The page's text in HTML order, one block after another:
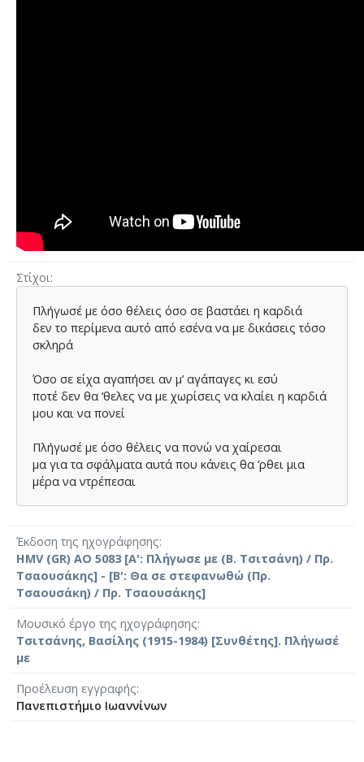
Στίχοι
Πλήγωσέ µε όσο θέλεις όσο σε βαστάει η καρδιά
δεν το περίµενα αυτό από εσένα να µε δικάσεις τόσο
σκληρά
Όσο σε είχα αγαπήσει αν µ’ αγάπαγες κι εσύ
ποτέ δεν θα ‘θελες να µε χωρίσεις να κλαίει η καρδιά
µου και να πονεί
Πλήγωσέ µε όσο θέλεις να πονώ να χαίρεσαι
µα για τα σφάλµατα αυτά που κάνεις θα ‘ρθει µια
µέρα να ντρέπεσαι
Έκδοση της ηχογράφησης
HMV (GR) AO 5083 [Α': Πλήγωσε με (Β. Τσιτσάνη) / Πρ.
Τσαουσάκης] - [Β': Θα σε στεφανωθώ (Πρ.
Τσαουσάκη) / Πρ. Τσαουσάκης]
Μουσικό έργο της ηχογράφησης
Τσιτσάνης, Βασίλης (1915-1984) [Συνθέτης]. Πλήγωσέ
με
Προέλευση εγγραφής
Πανεπιστήμιο Ιωαννίνων